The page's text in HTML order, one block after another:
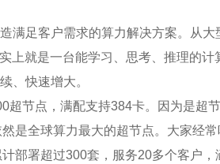
满足客户需求的算力解决方案。从
上就是一台能学习、思考、推理的
、快速增大。
超节点，满配支持384卡。因为是
是全球算力最大的超节点。大家经
部署超过300套，服务20多个客户